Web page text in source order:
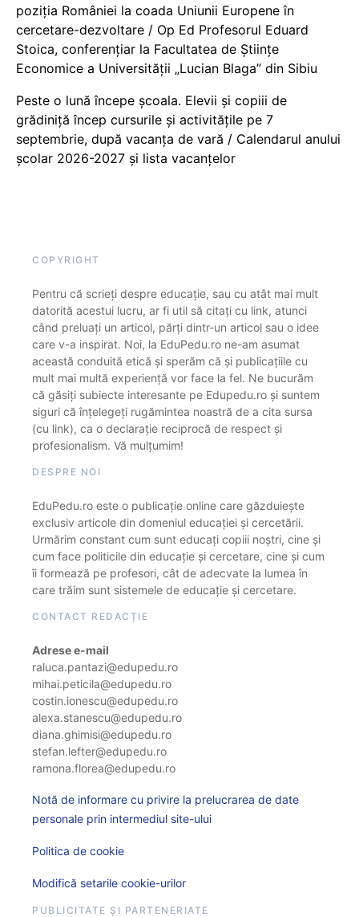
poziția României la coada Uniunii Europene în
cercetare-dezvoltare / Op Ed Profesorul Eduard
Stoica, conferențiar la Facultatea de Științe
Economice a Universității „Lucian Blaga” din Sibiu
Peste o lună începe școala. Elevii și copiii de
grădiniță încep cursurile și activitățile pe 7
septembrie, după vacanța de vară / Calendarul anului
școlar 2026-2027 și lista vacanțelor
COPYRIGHT
Pentru că scrieți despre educație, sau cu atât mai mult
datorită acestui lucru, ar fi util să citați cu link, atunci
când preluați un articol, părți dintr-un articol sau o idee
care v-a inspirat. Noi, la EduPedu.ro ne-am asumat
această conduită etică și sperăm că și publicațiile cu
mult mai multă experiență vor face la fel. Ne bucurăm
că găsiți subiecte interesante pe Edupedu.ro și suntem
siguri că înțelegeți rugămintea noastră de a cita sursa
(cu link), ca o declarație reciprocă de respect și
profesionalism. Vă mulțumim!
DESPRE NOI
EduPedu.ro este o publicație online care găzduiește
exclusiv articole din domeniul educației și cercetării.
Urmărim constant cum sunt educați copiii noștri, cine și
cum face politicile din educație și cercetare, cine și cum
îi formează pe profesori, cât de adecvate la lumea în
care trăim sunt sistemele de educație și cercetare.
CONTACT REDACȚIE
Adrese e-mail
raluca.pantazi@edupedu.ro
mihai.peticila@edupedu.ro
costin.ionescu@edupedu.ro
alexa.stanescu@edupedu.ro
diana.ghimisi@edupedu.ro
stefan.lefter@edupedu.ro
ramona.florea@edupedu.ro
Notă de informare cu privire la prelucrarea de date
personale prin intermediul site-ului
Politica de cookie
Modifică setarile cookie-urilor
PUBLICITATE ȘI PARTENERIATE